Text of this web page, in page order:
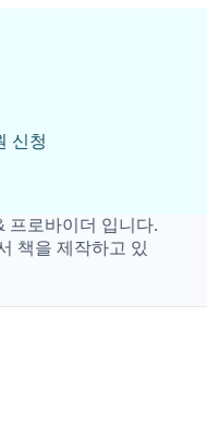
신청
이더 입니다.
제작하고 있